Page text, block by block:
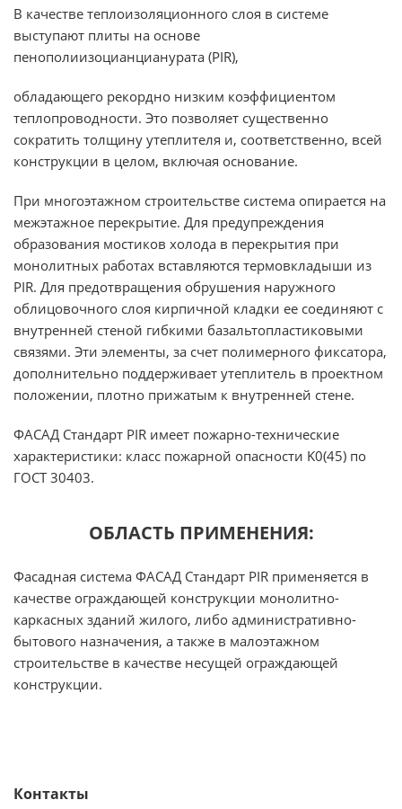
В качестве теплоизоляционного слоя в системе
выступают плиты на основе
пенополиизоцианцианурата (PIR),
обладающего рекордно низким коэффициентом
теплопроводности. Это позволяет существенно
сократить толщину утеплителя и, соответственно, всей
конструкции в целом, включая основание.
При многоэтажном строительстве система опирается на
межэтажное перекрытие. Для предупреждения
образования мостиков холода в перекрытия при
монолитных работах вставляются термовкладыши из
PIR. Для предотвращения обрушения наружного
облицовочного слоя кирпичной кладки ее соединяют с
внутренней стеной гибкими базальтопластиковыми
связями. Эти элементы, за счет полимерного фиксатора,
дополнительно поддерживает утеплитель в проектном
положении, плотно прижатым к внутренней стене.
ФАСАД Стандарт PIR имеет пожарно-технические
характеристики: класс пожарной опасности K0(45) по
ГОСТ 30403.
ОБЛАСТЬ ПРИМЕНЕНИЯ:
Фасадная система ФАСАД Стандарт PIR применяется в
качестве ограждающей конструкции монолитно-
каркасных зданий жилого, либо административно-
бытового назначения, а также в малоэтажном
строительстве в качестве несущей ограждающей
конструкции.⁠
Контакты